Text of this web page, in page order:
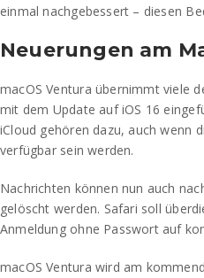
einmal nachgebessert – diesen
Neuerungen am
macOS Ventura übernimmt viele
mit dem Update auf iOS 16
iCloud gehören dazu, auch wenn
verfügbar sein werden.
Nachrichten können nun auch
gelöscht werden. Safari soll
Anmeldung ohne Passwort auf
macOS Ventura wird am